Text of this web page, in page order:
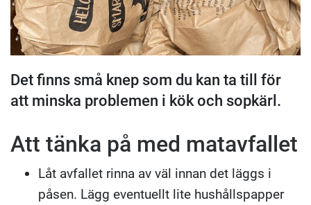
Det finns små knep som du kan ta till för
att minska problemen i kök och sopkärl.
Att tänka på med matavfallet
Låt avfallet rinna av väl innan det läggs i
påsen. Lägg eventuellt lite hushållspapper